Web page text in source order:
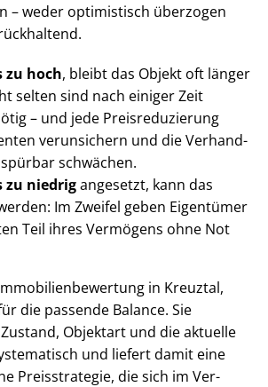
– weder optimistisch überzogen
zu hoch, bleibt das Objekt oft länger
selten sind nach einiger Zeit
– und jede Preis­re­du­zie­rung
verunsichern und die Ver­hand­
schwächen.
zu niedrigangesetzt, kann das
Im Zweifel geben Eigentümer
Teil ihres Vermögens ohne Not
in Kreuztal,
die passende Balance. Sie
Objektart und die aktuelle
und liefert damit eine
Preisstrategie, die sich im Ver­